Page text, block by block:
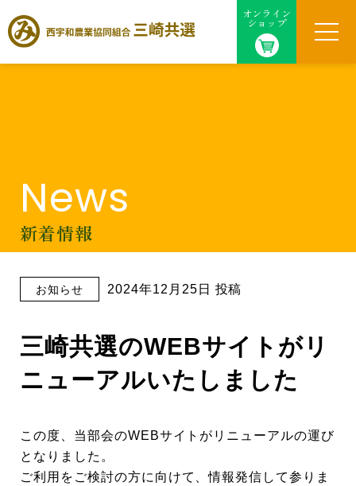
オンライン
ショップ
News
新着情報
お知らせ 2024年12月25日 投稿
三崎共選のWEBサイトがリ
ニューアルいたしました
この度、当部会のWEBサイトがリニューアルの運び
となりました。
ご利用をご検討の方に向けて、情報発信して参りま